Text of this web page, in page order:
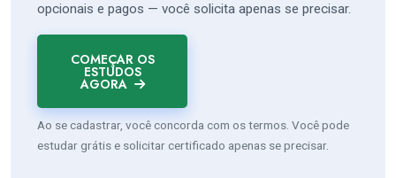
opcionais e pagos — você solicita apenas se precisar.
COMEÇAR OS
ESTUDOS
AGORA
Ao se cadastrar, você concorda com os termos. Você pode
estudar grátis e solicitar certificado apenas se precisar.